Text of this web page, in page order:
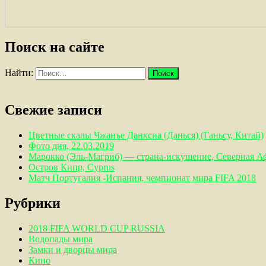
Поиск на сайте
Найти:
Свежие записи
Цветные скалы Чжанъе Данксиа (Данься) (Ганьсу, Китай)
Фото дня, 22.03.2019
Марокко (Эль-Магриб) — страна-искушение, Северная
Остров Кипр, Cyprus
Матч Португалия -Испания, чемпионат мира FIFA 2018
Рубрики
2018 FIFA WORLD CUP RUSSIA
Водопады мира
Замки и дворцы мира
Кино